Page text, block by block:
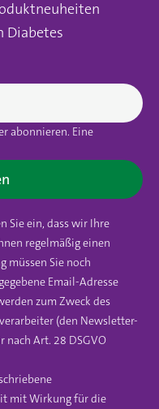
Diabetes
abonnieren. Eine
Sie ein, dass wir Ihre
regelmäßig einen
müssen Sie noch
Email-Adresse
zum Zweck des
(den Newsletter-
nach Art. 28 DSGVO
mit Wirkung für die